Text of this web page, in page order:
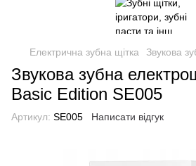
Електрична зубна щітка Звукова
Звукова зубна
Basic Edition SE005
Артикул: SE005 Написати відгук